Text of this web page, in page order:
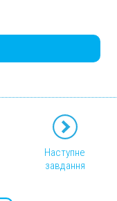
Наступне
завдання